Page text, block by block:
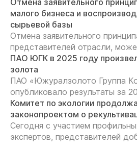
Отмена заявительного
малого бизнеса и
сырьевой базы
Отмена заявительного
представителей отрасли,
ПАО ЮГК в 2025 году
золота
ПАО «Южуралзолото Группа
опубликовало результаты за
Комитет по экологии
законопроектом о
Сегодня с участием
экспертов, представителей